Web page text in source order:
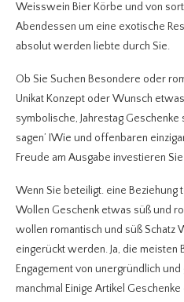
Weisswein Bier Körbe und von
Abendessen um eine exotische
absolut werden liebte durch Sie.
Ob Sie Suchen Besondere oder
Unikat Konzept oder Wunsch
symbolische, Jahrestag
sagen’ IWie und offenbaren
Freude am Ausgabe investieren
Wenn Sie beteiligt. eine Beziehung
Wollen Geschenk etwas süß und
wollen romantisch und süß Schatz
eingerückt werden. Ja, die meisten
Engagement von unergründlich
manchmal Einige Artikel